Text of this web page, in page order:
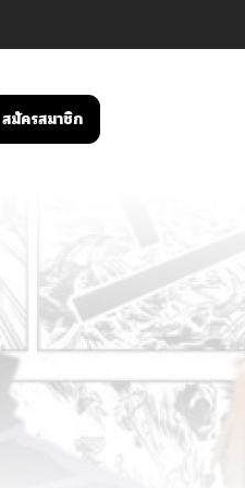
สมัครสมาชิก